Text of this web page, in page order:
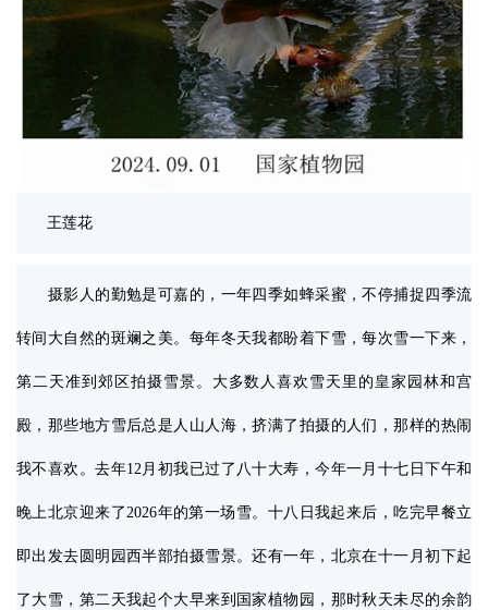
王莲花
摄影人的勤勉是可嘉的，一年四季如蜂采蜜，不停捕捉四季流
转间大自然的斑斓之美。每年冬天我都盼着下雪，每次雪一下来，
第二天准到郊区拍摄雪景。大多数人喜欢雪天里的皇家园林和宫
殿，那些地方雪后总是人山人海，挤满了拍摄的人们，那样的热闹
我不喜欢。去年12月初我已过了八十大寿，今年一月十七日下午和
晚上北京迎来了2026年的第一场雪。十八日我起来后，吃完早餐立
即出发去圆明园西半部拍摄雪景。还有一年，北京在十一月初下起
了大雪，第二天我起个大早来到国家植物园，那时秋天未尽的余韵